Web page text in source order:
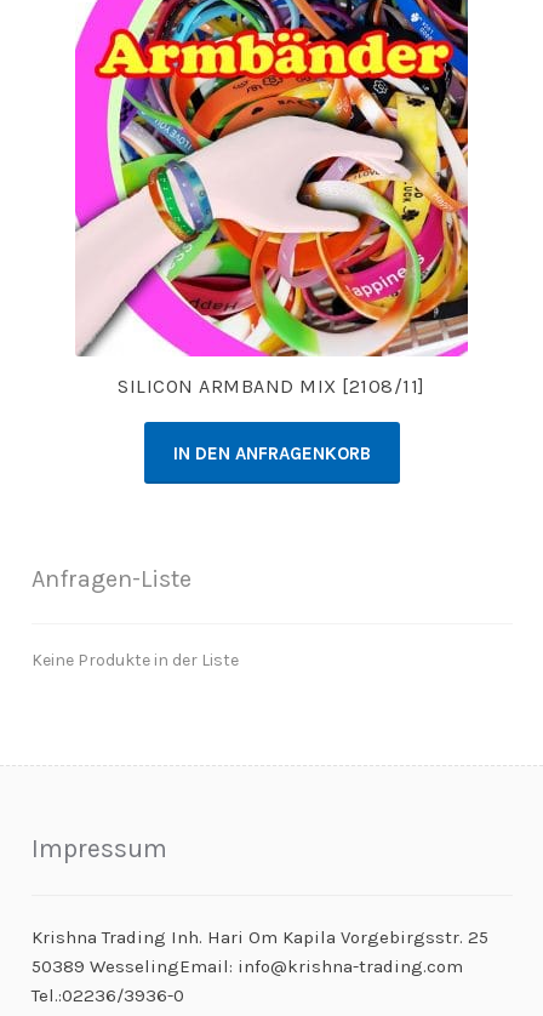
SILICON ARMBAND MIX [2108/11]
IN DEN ANFRAGENKORB
Anfragen-Liste
Keine Produkte in der Liste
Impressum
Krishna Trading Inh. Hari Om Kapila Vorgebirgsstr. 25
50389 WesselingEmail: info@krishna-trading.com
Tel.:02236/3936-0